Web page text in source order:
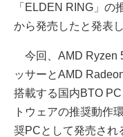
「ELDEN RING」の
から発売したと発表し
今回、AMD Ryzen
ッサーとAMD
搭載する国内BTO
トウェアの推奨動作
奨PCとして発売され